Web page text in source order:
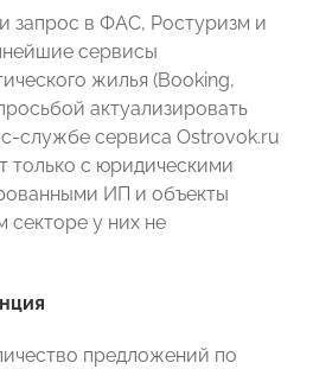
запрос в ФАС, Ростуризм и
сервисы
жилья (Booking,
актуализировать
службе сервиса Ostrovok.ru
только с юридическими
ИП и объекты
секторе у них не
предложений по